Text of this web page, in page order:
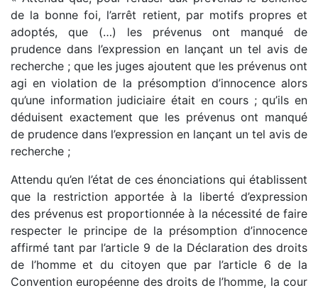
de la bonne foi, l’arrêt retient, par motifs propres et
adoptés, que (…) les prévenus ont manqué de
prudence dans l’expression en lançant un tel avis de
recherche ; que les juges ajoutent que les prévenus ont
agi en violation de la présomption d’innocence alors
qu’une information judiciaire était en cours ; qu’ils en
déduisent exactement que les prévenus ont manqué
de prudence dans l’expression en lançant un tel avis de
recherche ;
Attendu qu’en l’état de ces énonciations qui établissent
que la restriction apportée à la liberté d’expression
des prévenus est proportionnée à la nécessité de faire
respecter le principe de la présomption d’innocence
affirmé tant par l’article 9 de la Déclaration des droits
de l’homme et du citoyen que par l’article 6 de la
Convention européenne des droits de l’homme, la cour